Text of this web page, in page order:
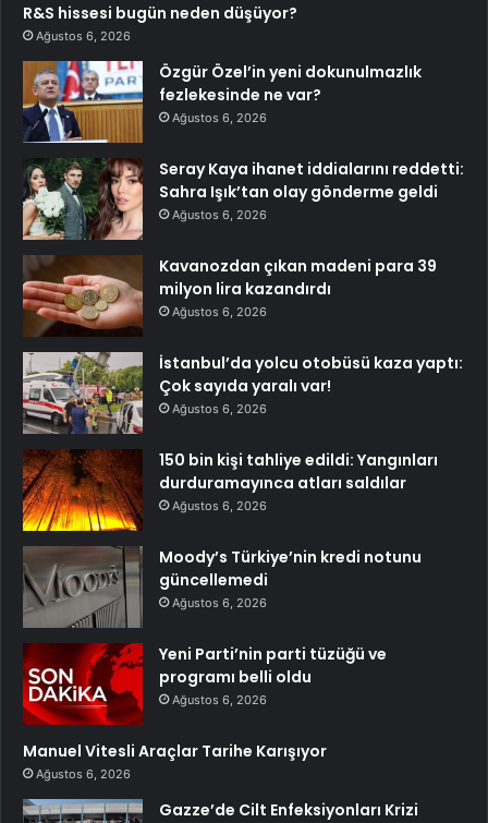
R&S hissesi bugün neden düşüyor?
Ağustos 6, 2026
Özgür Özel’in yeni dokunulmazlık
fezlekesinde ne var?
Ağustos 6, 2026
Seray Kaya ihanet iddialarını reddetti:
Sahra Işık’tan olay gönderme geldi
Ağustos 6, 2026
Kavanozdan çıkan madeni para 39
milyon lira kazandırdı
Ağustos 6, 2026
İstanbul’da yolcu otobüsü kaza yaptı:
Çok sayıda yaralı var!
Ağustos 6, 2026
150 bin kişi tahliye edildi: Yangınları
durduramayınca atları saldılar
Ağustos 6, 2026
Moody’s Türkiye’nin kredi notunu
güncellemedi
Ağustos 6, 2026
Yeni Parti’nin parti tüzüğü ve
programı belli oldu
Ağustos 6, 2026
Manuel Vitesli Araçlar Tarihe Karışıyor
Ağustos 6, 2026
Gazze’de Cilt Enfeksiyonları Krizi